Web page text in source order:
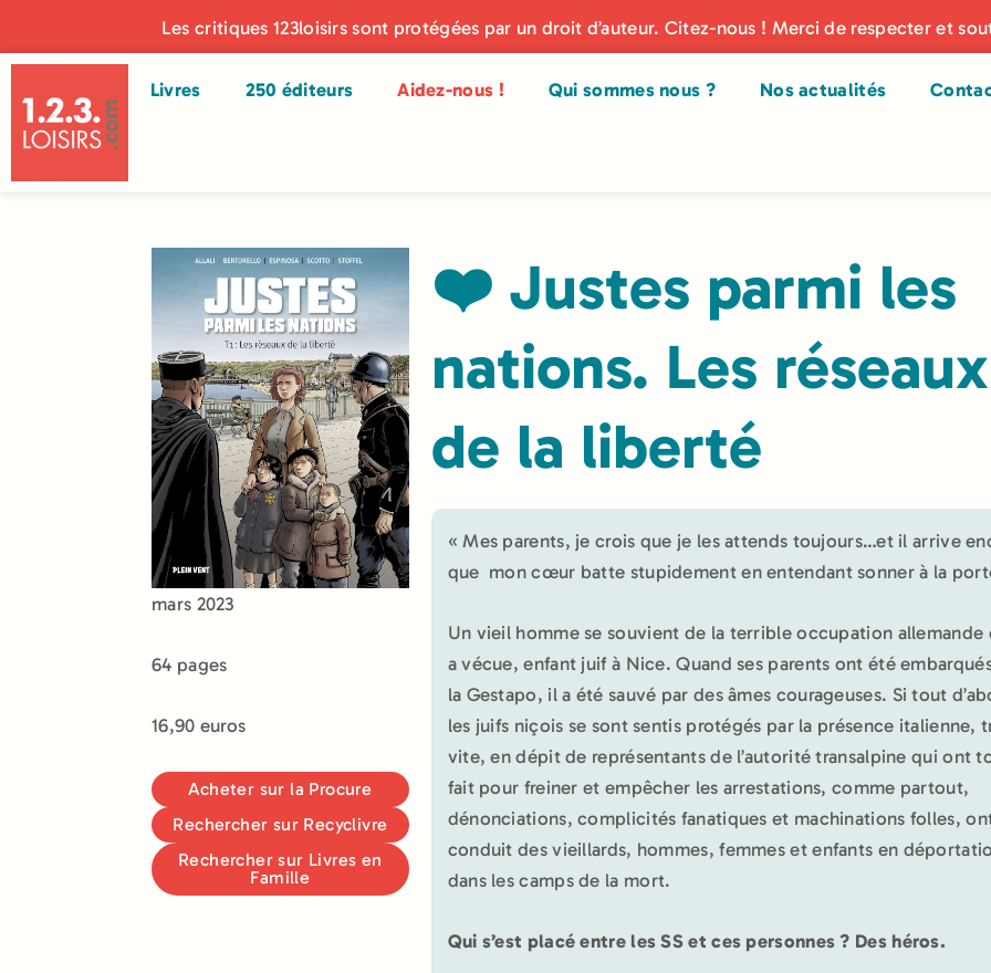
Les critiques 123loisirs sont protégées par un droit d’auteur. Citez-nous ! Merci de respecter et
Livres 250 éditeurs Aidez-nous ! Qui sommes nous ? Nos actualités
mars 2023
64 pages
16,90 euros
Acheter sur la Procure
Rechercher sur Recyclivre
Rechercher sur Livres en
Famille
❤️ Justes parmi les
nations. Les réseaux
de la liberté
« Mes parents, je crois que je les attends toujours…et il arrive
que mon cœur batte stupidement en entendant sonner à la
Un vieil homme se souvient de la terrible occupation allemande
a vécue, enfant juif à Nice. Quand ses parents ont été
la Gestapo, il a été sauvé par des âmes courageuses. Si tout
les juifs niçois se sont sentis protégés par la présence italienne,
vite, en dépit de représentants de l’autorité transalpine qui ont
fait pour freiner et empêcher les arrestations, comme partout,
dénonciations, complicités fanatiques et machinations folles,
conduit des vieillards, hommes, femmes et enfants en
dans les camps de la mort.
Qui s’est placé entre les SS et ces personnes ? Des héros.